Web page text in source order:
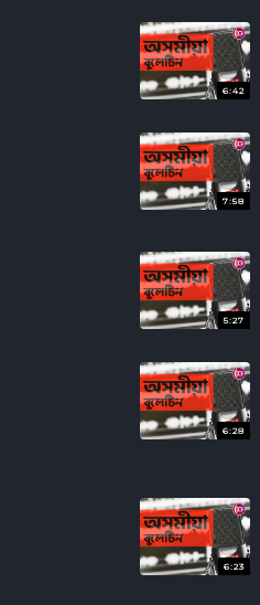
6:42
7:58
5:27
6:28
6:23